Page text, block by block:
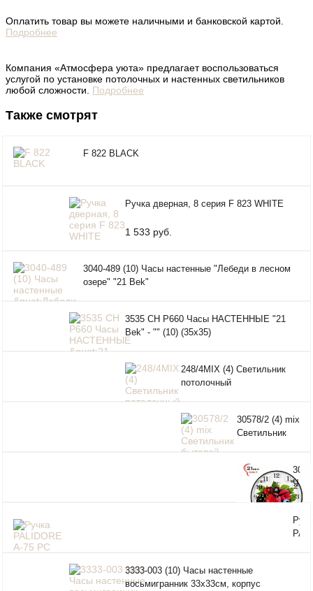
Оплатить товар вы можете наличными и банковской картой.
Подробнее
Компания «Атмосфера уюта» предлагает воспользоваться
услугой по установке потолочных и настенных светильников
любой сложности. Подробнее
Также смотрят
F 822 BLACK
Ручка дверная, 8 серия F 823 WHITE
1 533 руб.
3040-489 (10) Часы настенные "Лебеди в лесном
озере" "21 Bek"
3535 СН Р660 Часы НАСТЕННЫЕ "21
Bek" - "" (10) (35х35)
248/4MIX (4) Светильник
потолочный
30578/2 (4) mix
Светильник
(220V 15W
E27)
"21
(10)
3333-003 (10) Часы настенные
восьмигранник 33х33см, корпус